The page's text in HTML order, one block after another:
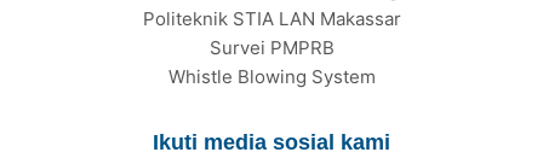
Politeknik STIA LAN Makassar
Survei PMPRB
Whistle Blowing System
Ikuti media sosial kami